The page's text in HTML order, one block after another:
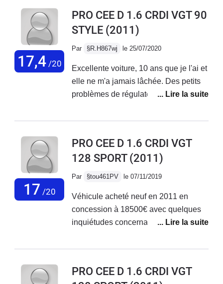
17,4/20
PRO CEE D 1.6 CRDI VGT 90
STYLE (2011)
Par §R.H867wj le 25/07/2020
Excellente voiture, 10 ans que je l'ai et
elle ne m'a jamais lâchée. Des petits
problèmes de régulateur, mais qui
90ch elle accélère bien (aucun
nationales). Une bonne voiture fiable
et avec un desgin dont je ne me suis
honnête, soit pas compétent. J'ai dû y
retourner 3 fois pour mon problème de
régulateur et il n'a jamais réussi à le
17 /20
PRO CEE D 1.6 CRDI VGT
128 SPORT(2011)
Par §tou461PV le 07/11/2019
Véhicule acheté neuf en 2011 en
concession à 18500€ avec quelques
inquiétudes concernant la marque Kia
pense ne pas m'en séparer maintenant
5ème véhicule.Hormis quelques
PRO CEE D 1.6 CRDI VGT